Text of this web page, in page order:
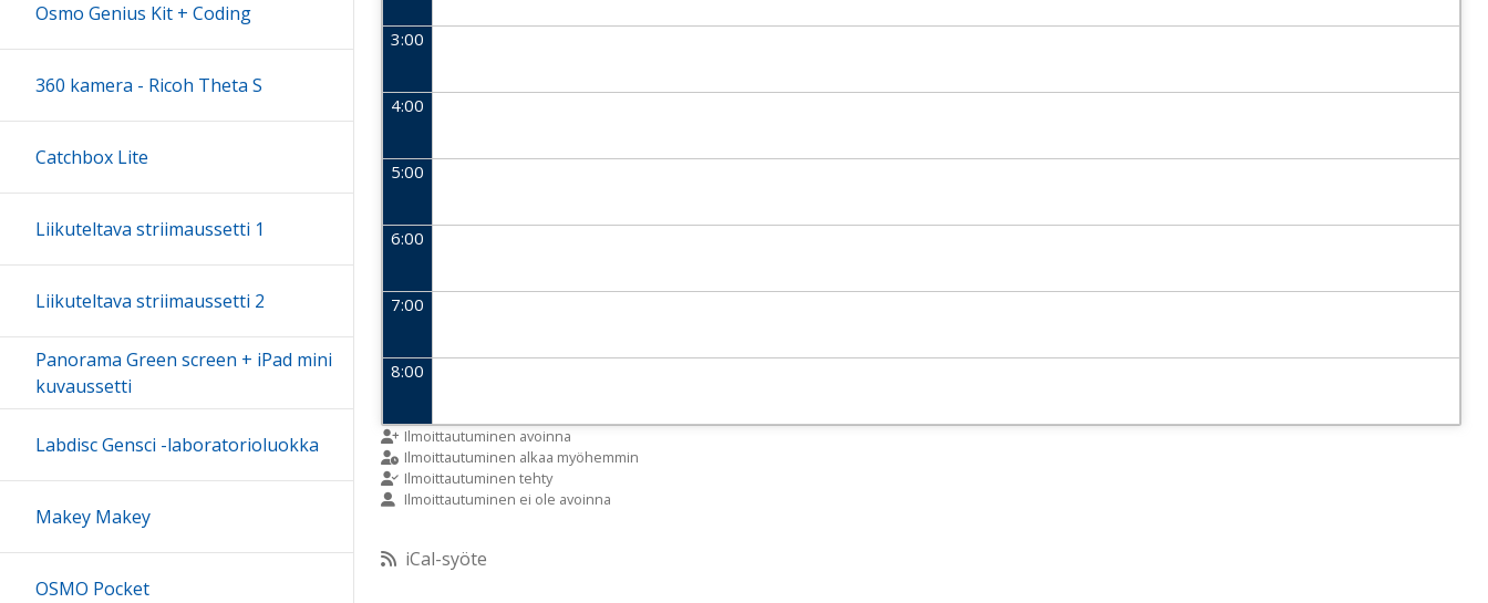
3:00
4:00
5:00
6:00
7:00
8:00
9:00
10:00
11:00
Ilmoittautuminen avoinna
Ilmoittautuminen alkaa myöhemmin
Ilmoittautuminen tehty
Ilmoittautuminen ei ole avoinna
iCal-syöte
Osmo Genius Kit + Coding
360 kamera - Ricoh Theta S
Catchbox Lite
Liikuteltava striimaussetti 1
Liikuteltava striimaussetti 2
Panorama Green screen + iPad mini
kuvaussetti
Labdisc Gensci -laboratorioluokka
Makey Makey
OSMO Pocket